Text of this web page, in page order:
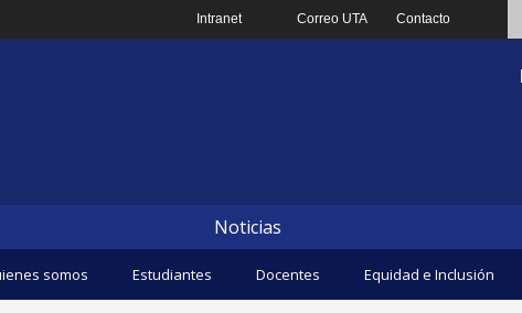
Intranet Correo UTA Contacto
Noticias
somos Estudiantes Docentes Equidad e Inclusión